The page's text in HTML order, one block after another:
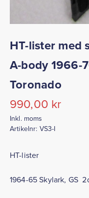
HT-lister med
A-body 1966-
Toronado
990,00 kr
Inkl. moms
Artikelnr: VS3-I
HT-lister
1964-65 Skylark, GS